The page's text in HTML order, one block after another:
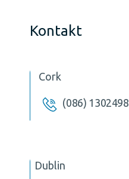
Kontakt
Cork
(086) 1302498
Dublin